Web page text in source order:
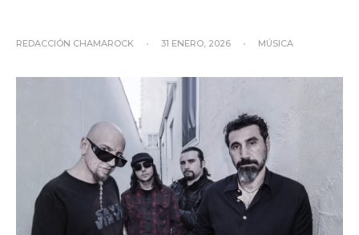
REDACCIÓN CHAMAROCK • 31 ENERO, 2026 • MÚSICA